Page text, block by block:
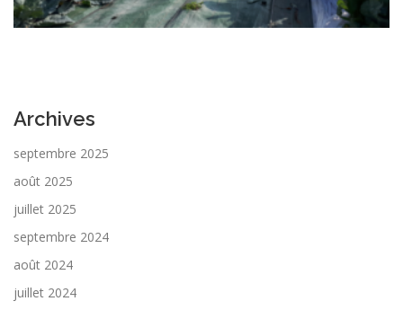
Archives
septembre 2025
août 2025
juillet 2025
septembre 2024
août 2024
juillet 2024